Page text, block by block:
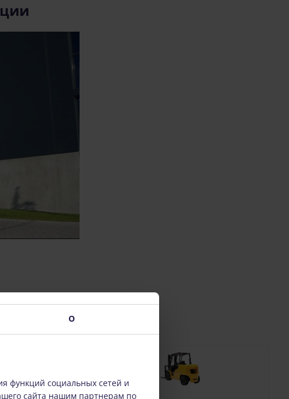
О
функций социальных сетей и
сайта нашим партнерам по